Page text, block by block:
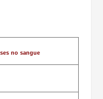
no sangue